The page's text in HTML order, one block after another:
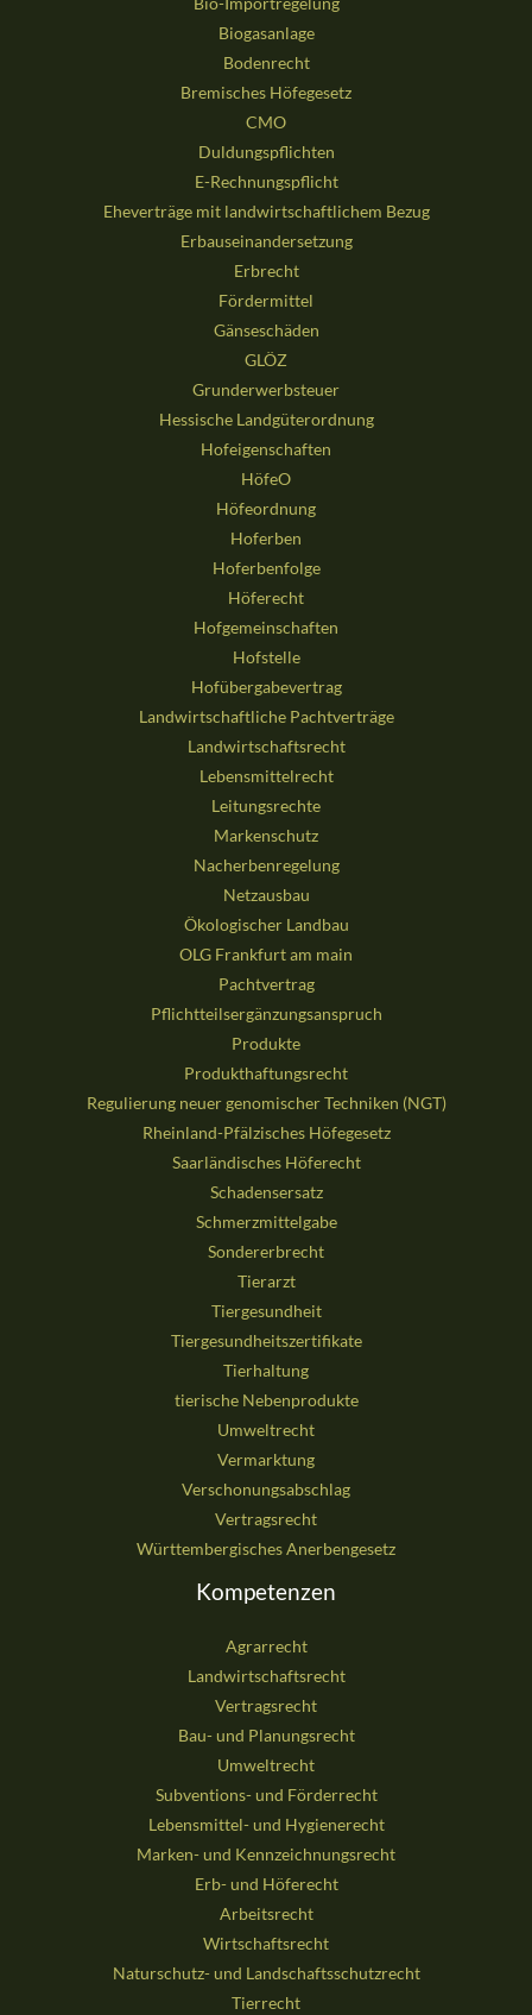
Biogasanlage
Bodenrecht
Bremisches Höfegesetz
CMO
Duldungspflichten
E-Rechnungspflicht
Eheverträge mit landwirtschaftlichem Bezug
Erbauseinandersetzung
Erbrecht
Fördermittel
Gänseschäden
GLÖZ
Grunderwerbsteuer
Hessische Landgüterordnung
Hofeigenschaften
HöfeO
Höfeordnung
Hoferben
Hoferbenfolge
Höferecht
Hofgemeinschaften
Hofstelle
Hofübergabevertrag
Landwirtschaftliche Pachtverträge
Landwirtschaftsrecht
Lebensmittelrecht
Leitungsrechte
Markenschutz
Nacherbenregelung
Netzausbau
Ökologischer Landbau
OLG Frankfurt am main
Pachtvertrag
Pflichtteilsergänzungsanspruch
Produkte
Produkthaftungsrecht
Regulierung neuer genomischer Techniken (NGT)
Rheinland-Pfälzisches Höfegesetz
Saarländisches Höferecht
Schadensersatz
Schmerzmittelgabe
Sondererbrecht
Tierarzt
Tiergesundheit
Tiergesundheitszertifikate
Tierhaltung
tierische Nebenprodukte
Umweltrecht
Vermarktung
Verschonungsabschlag
Vertragsrecht
Württembergisches Anerbengesetz
Kompetenzen
Agrarrecht
Landwirtschaftsrecht
Vertragsrecht
Bau- und Planungsrecht
Umweltrecht
Subventions- und Förderrecht
Lebensmittel- und Hygienerecht
Marken- und Kennzeichnungsrecht
Erb- und Höferecht
Arbeitsrecht
Wirtschaftsrecht
Naturschutz- und Landschaftsschutzrecht
Tierrecht